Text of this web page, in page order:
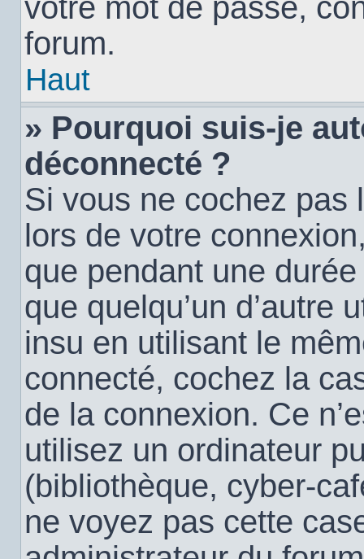
votre mot de passe,
forum.
Haut
» Pourquoi suis-je
déconnecté ?
Si vous ne cochez
lors de votre
que pendant une
que quelqu’un d’autre
insu en utilisant le
connecté, cochez la
de la connexion. Ce
utilisez un ordinateur
(bibliothèque, cyber-
ne voyez pas cette